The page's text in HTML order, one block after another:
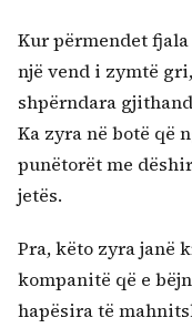
Kur përmendet
një vend i zymtë
shpërndara
Ka zyra në botë që
punëtorët me
jetës.
Pra, këto zyra janë
kompanitë që e
hapësira të